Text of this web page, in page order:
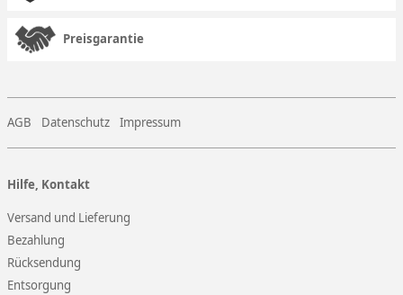
Preisgarantie
AGB Datenschutz Impressum
Hilfe, Kontakt
Versand und Lieferung
Bezahlung
Rücksendung
Entsorgung